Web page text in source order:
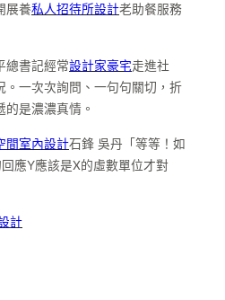
展養私人招待所設計老助餐服務
總書記經常設計家豪宅走進社
。一次次詢問、一句句關切，折
是濃濃真情。
間室內設計石鋒 吳丹「等等！如
應Y應該是X的虛數單位才對
計